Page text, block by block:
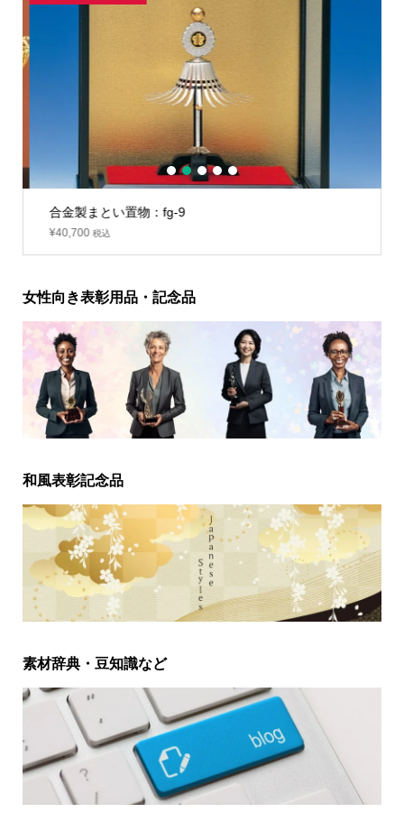
合金製まとい置物：fg-9
40,700 税込
1 2 3 4 5
女性向き表彰用品・記念品
和風表彰記念品
素材辞典・豆知識など